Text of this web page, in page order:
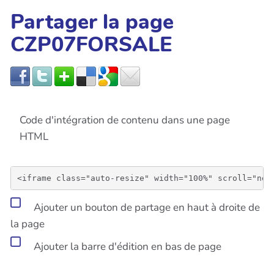
Partager la page
CZP07FORSALE
Code d'intégration de contenu dans une page
HTML
Ajouter un bouton de partage en haut à droite de
la page
Ajouter la barre d'édition en bas de page